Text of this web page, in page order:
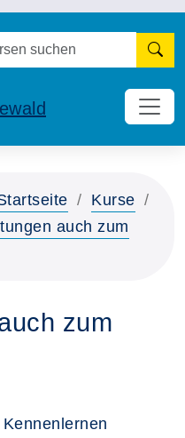
Kurse
auch zum
zum